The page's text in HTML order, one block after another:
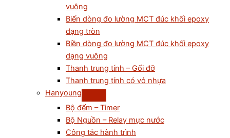
vuông
Biến dòng đo lường MCT đúc khối epoxy
dạng tròn
Biền dòng đo lường MCT đúc khối epoxy
dạng vuông
Thanh trung tính – Gối đỡ
Thanh trung tính có vỏ nhựa
Hanyoung
Bộ đếm – Timer
Bộ Nguồn – Relay mực nước
Công tắc hành trình